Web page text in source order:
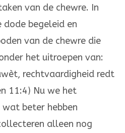
van de chewre. In
begeleid en
van de chewre die
het uitroepen van:
rechtvaardigheid redt
11:4) Nu we het
beter hebben
alleen nog